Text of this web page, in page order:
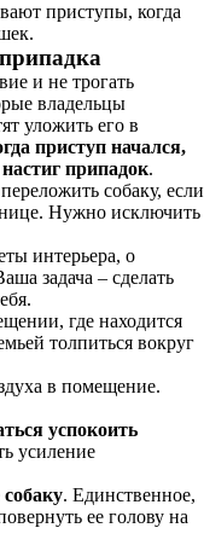
приступы, когда
и не трогать
владельцы
уложить его в
приступ начался,
настиг припадок.
собаку, если
Нужно исключить
интерьера, о
задача – сделать
где находится
толпиться вокруг
в помещение.
успокоить
усиление
. Единственное,
ее голову на